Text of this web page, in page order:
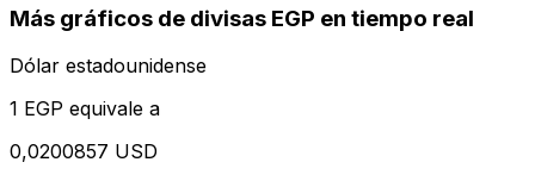
Más gráficos de divisas EGP en tiempo real
Dólar estadounidense
1 EGP equivale a
0,0200857 USD